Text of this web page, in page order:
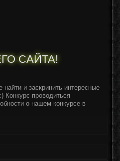
САЙТА!
и заскринить интересные
Конкурс проводиться
о нашем конкурсе в